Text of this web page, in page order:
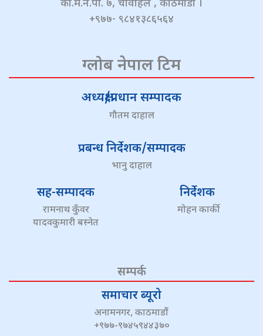
का.म.न.पा. ७, चावहिल , काठमाडौं ।
+९७७- ९८४१३८६५६४
ग्लोब नेपाल टिम
अध्यक्ष/प्रधान सम्पादक
गौतम दाहाल
प्रबन्ध निर्देशक/सम्पादक
भानु दाहाल
सह-सम्पादक
रामनाथ कुँवर
यादवकुमारी बस्नेत
निर्देशक
मोहन कार्की
सम्पर्क
समाचार ब्यूरो
अनामनगर, काठमाडौं
+९७७-९७४५९४४३७०